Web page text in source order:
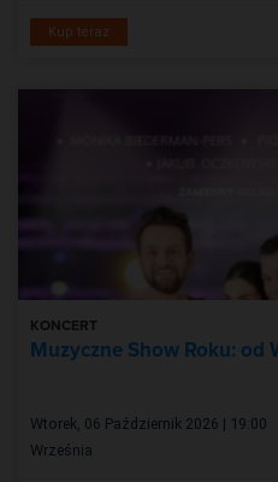
Kup teraz
KONCERT
Muzyczne Show Roku: od
Wtorek, 06 Październik 2026 | 19:00
Września